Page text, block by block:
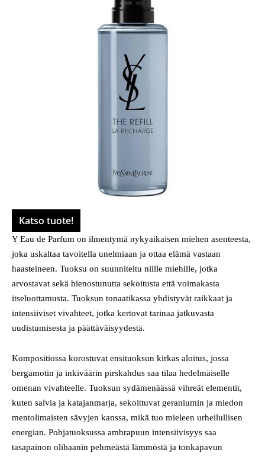
Katso tuote!
Y Eau de Parfum on ilmentymä nykyaikaisen miehen asenteesta,
joka uskaltaa tavoitella unelmiaan ja ottaa elämä vastaan
haasteineen. Tuoksu on suunniteltu niille miehille, jotka
arvostavat sekä hienostunutta sekoitusta että voimakasta
itseluottamusta. Tuoksun tonaatikassa yhdistyvät raikkaat ja
intensiiviset vivahteet, jotka kertovat tarinaa jatkuvasta
uudistumisesta ja päättäväisyydestä.
Kompositiossa korostuvat ensituoksun kirkas aloitus, jossa
bergamotin ja inkiväärin pirskahdus saa tilaa hedelmäiselle
omenan vivahteelle. Tuoksun sydämenäässä vihreät elementit,
kuten salvia ja katajanmarja, sekoittuvat geraniumin ja miedon
mentolimaisten sävyjen kanssa, mikä tuo mieleen urheilullisen
energian. Pohjatuoksussa ambrapuun intensiivisyys saa
tasapainon olibaanin pehmeästä lämmöstä ja tonkapavun